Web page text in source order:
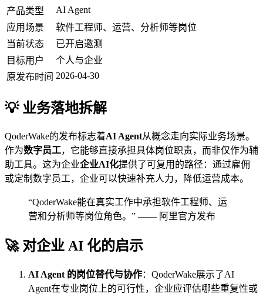
产品类型
AI Agent
应用场景
软件工程师、运营、分析师等岗位
当前状态
已开启邀测
目标用户
个人与企业
原发布时间 2026-04-30
💡 业务落地拆解
QoderWake的发布标志着AI Agent从概念走向实际业务场景。
作为数字员工，它能够直接承担具体岗位职责，而非仅作为辅
助工具。这为企业企业AI化提供了可复用的路径：通过雇佣
或定制数字员工，企业可以快速补充人力，降低运营成本。
“QoderWake能在真实工作中承担软件工程师、运
营和分析师等岗位角色。” —— 阿里官方发布
🚀 对企业 AI 化的启示
AI Agent 的岗位替代与协作：QoderWake展示了AI
Agent在专业岗位上的可行性，企业应评估哪些重复性或